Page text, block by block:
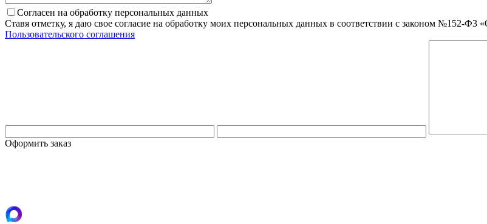
Согласен на обработку персональных данных
Ставя отметку, я даю свое согласие на обработку моих персональных данных в соответствии с законом №152-
Пользовательского соглашения
Оформить заказ